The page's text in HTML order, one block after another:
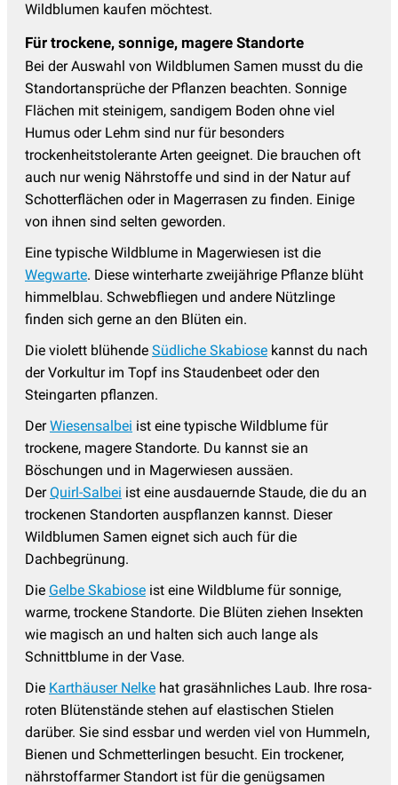
Wildblumen kaufen möchtest.
Für trockene, sonnige, magere Standorte
Bei der Auswahl von Wildblumen Samen musst du die
Standortansprüche der Pflanzen beachten. Sonnige
Flächen mit steinigem, sandigem Boden ohne viel
Humus oder Lehm sind nur für besonders
trockenheitstolerante Arten geeignet. Die brauchen oft
auch nur wenig Nährstoffe und sind in der Natur auf
Schotterflächen oder in Magerrasen zu finden. Einige
von ihnen sind selten geworden.
Eine typische Wildblume in Magerwiesen ist die
Wegwarte. Diese winterharte zweijährige Pflanze blüht
himmelblau. Schwebfliegen und andere Nützlinge
finden sich gerne an den Blüten ein.
Die violett blühende Südliche Skabiose kannst du nach
der Vorkultur im Topf ins Staudenbeet oder den
Steingarten pflanzen.
DerWiesensalbei ist eine typische Wildblume für
trockene, magere Standorte. Du kannst sie an
Böschungen und in Magerwiesen aussäen.
DerQuirl-Salbei ist eine ausdauernde Staude, die du an
trockenen Standorten auspflanzen kannst. Dieser
Wildblumen Samen eignet sich auch für die
Dachbegrünung.
Die Gelbe Skabiose ist eine Wildblume für sonnige,
warme, trockene Standorte. Die Blüten ziehen Insekten
wie magisch an und halten sich auch lange als
Schnittblume in der Vase.
Die Karthäuser Nelke hat grasähnliches Laub. Ihre rosa-
roten Blütenstände stehen auf elastischen Stielen
darüber. Sie sind essbar und werden viel von Hummeln,
Bienen und Schmetterlingen besucht. Ein trockener,
nährstoffarmer Standort ist für die genügsamen